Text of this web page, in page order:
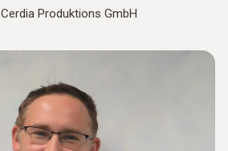
Cerdia Produktions GmbH